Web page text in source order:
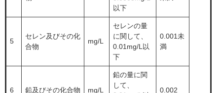
以下
5
セレン及びその化
合物
mg/L
セレンの量
に関して、
0.01mg/L以
下
0.001未
満
6 鉛及びその化合物 mg/L
鉛の量に関
して、
0.002